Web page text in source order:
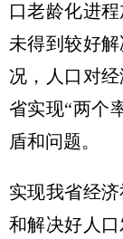
口老龄化进
未得到较好
况，人口对
省实现“两个
盾和问题。
实现我省经
和解决好人